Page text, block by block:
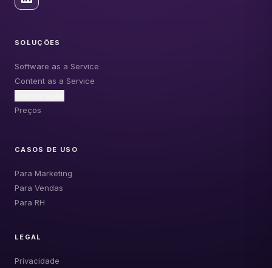
SOLUÇÕES
Software as a Service
Content as a Service
Preços
CASOS DE USO
Para Marketing
Para Vendas
Para RH
LEGAL
Privacidade